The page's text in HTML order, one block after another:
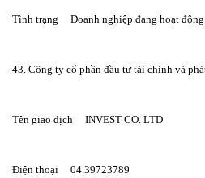
Tình trạng     Doanh nghiệp đang hoạt động
43. Công ty cổ phần đầu tư tài chính và
Tên giao dịch     INVEST CO. LTD
Điện thoại     04.39723789